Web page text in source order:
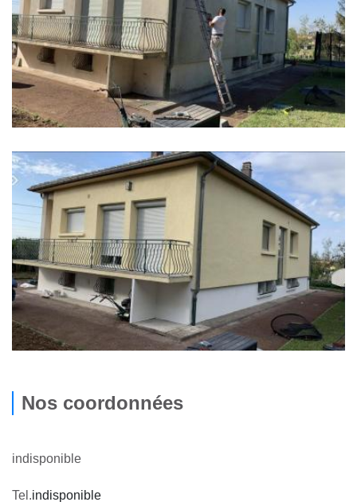
Nos coordonnées
indisponible
Tel.indisponible